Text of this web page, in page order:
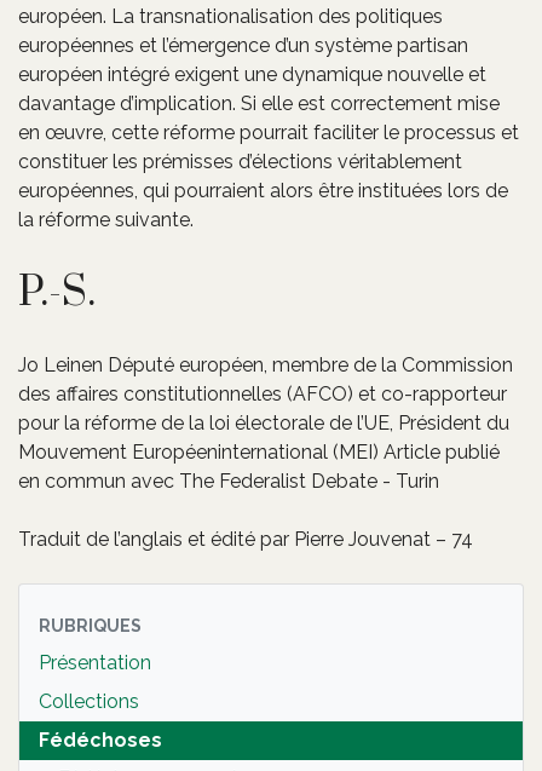
européen. La transnationalisation des politiques
européennes et l’émergence d’un système partisan
européen intégré exigent une dynamique nouvelle et
davantage d’implication. Si elle est correctement mise
en œuvre, cette réforme pourrait faciliter le processus et
constituer les prémisses d’élections véritablement
européennes, qui pourraient alors être instituées lors de
la réforme suivante.
P.-S.
Jo Leinen Député européen, membre de la Commission
des affaires constitutionnelles (AFCO) et co-rapporteur
pour la réforme de la loi électorale de l’UE, Président du
Mouvement Européeninternational (MEI) Article publié
en commun avec The Federalist Debate - Turin
Traduit de l’anglais et édité par Pierre Jouvenat – 74
RUBRIQUES
Présentation
Collections
Fédéchoses